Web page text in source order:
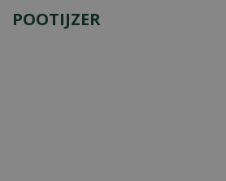
POOTIJZER